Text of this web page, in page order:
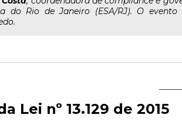
do Rio de Janeiro (ESA/RJ). O
Lei nº 13.129 de 2015